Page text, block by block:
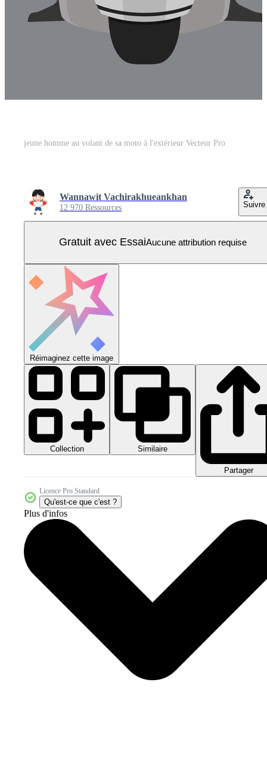
jeune homme au volant de sa moto à l'extérieur Vecteur Pro
Wannawit Vachirakhueankhan
12 970 Ressources Suivre
Gratuit avec EssaiAucune attribution requise
Réimaginez cette image
Collection Similaire
Partager
Licence Pro Standard
Qu'est-ce que c'est ?
Plus d'infos